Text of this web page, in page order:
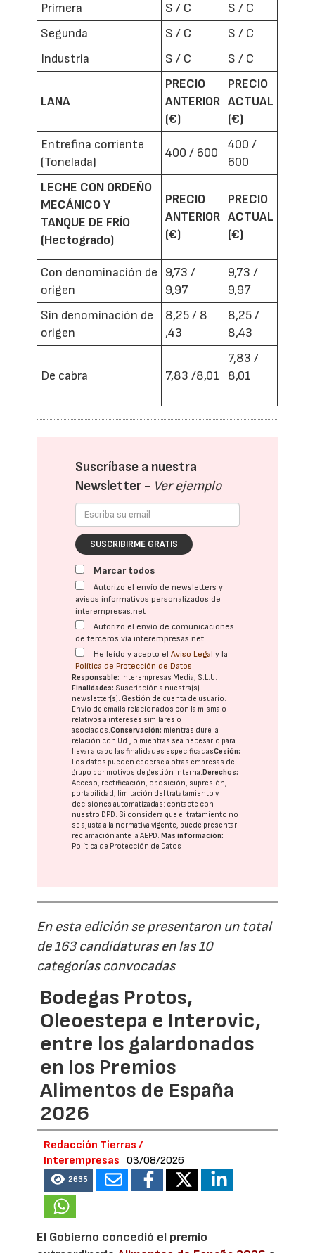
Primera
S / C
S / C
Segunda
S / C
S / C
Industria
S / C S / C
LANA
PRECIO
ANTERIOR
(€)
PRECIO
ACTUAL
(€)
Entrefina corriente
(Tonelada)
400 / 600
400 /
600
LECHE CON ORDEÑO
MECÁNICO Y
TANQUE DE FRÍO
(Hectogrado)
PRECIO
ANTERIOR
(€)
PRECIO
ACTUAL
(€)
Con denominación de
origen
9,73 /
9,97
9,73 /
9,97
Sin denominación de
origen
8,25 / 8
,43
8,25 /
8,43
De cabra 7,83 /8,01
7,83 /
8,01
Suscríbase a nuestra
Newsletter - Ver ejemplo
SUSCRIBIRME GRATIS
Marcar todos
Autorizo el envío de newsletters y
avisos informativos personalizados de
interempresas.net
Autorizo el envío de comunicaciones
de terceros vía interempresas.net
He leído y acepto elAviso Legal y la
Política de Protección de Datos
Responsable: Interempresas Media, S.L.U.
Finalidades: Suscripción a nuestra(s)
newsletter(s). Gestión de cuenta de usuario.
Envío de emails relacionados con la misma o
relativos a intereses similares o
asociados.Conservación: mientras dure la
relación con Ud., o mientras sea necesario para
llevar a cabo las finalidades especificadasCesión:
Los datos pueden cederse a otras empresas del
grupo por motivos de gestión interna.Derechos:
Acceso, rectificación, oposición, supresión,
portabilidad, limitación del tratatamiento y
decisiones automatizadas: contacte con
nuestro DPD. Si considera que el tratamiento no
se ajusta a la normativa vigente, puede presentar
reclamación ante laAEPD.Más información:
Política de Protección de Datos
En esta edición se presentaron un total
de 163 candidaturas en las 10
categorías convocadas
Bodegas Protos,
Oleoestepa e Interovic,
entre los galardonados
en los Premios
Alimentos de España
2026
Redacción Tierras /
Interempresas
03/08/2026
2635
El Gobierno concedió el premio